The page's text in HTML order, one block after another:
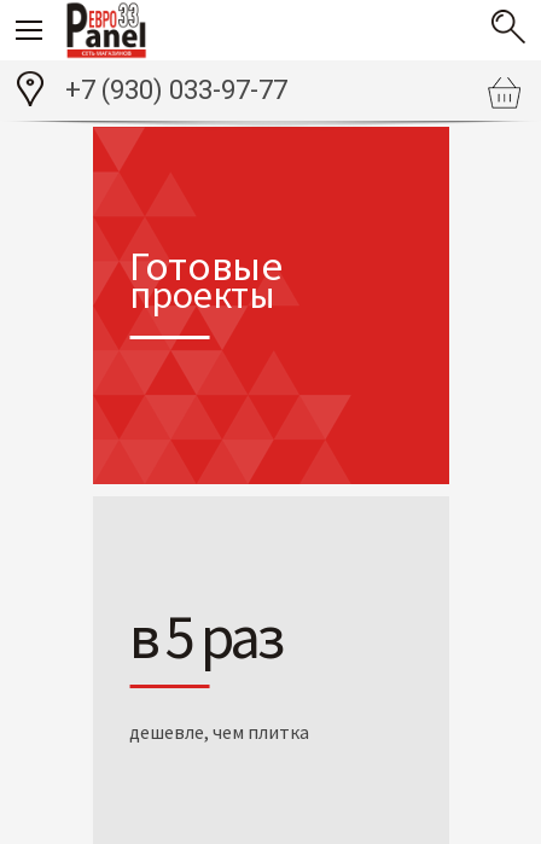
+7 (930) 033-97-77
Готовые
проекты
в 5 раз
дешевле, чем плитка